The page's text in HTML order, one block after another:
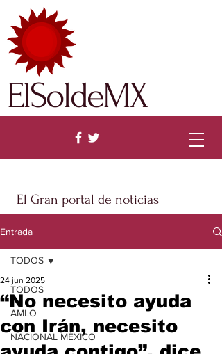
El Gran portal de noticias
ElSoldeMX
Entrada
TODOS
AMLO
NACIONAL MÉXICO
TODOS
“No necesito ayuda
con Irán, necesito
24 jun 2025